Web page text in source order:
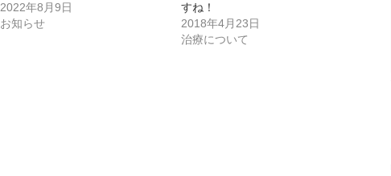
2022年8月9日
お知らせ
すね！
2018年4月23日
治療について